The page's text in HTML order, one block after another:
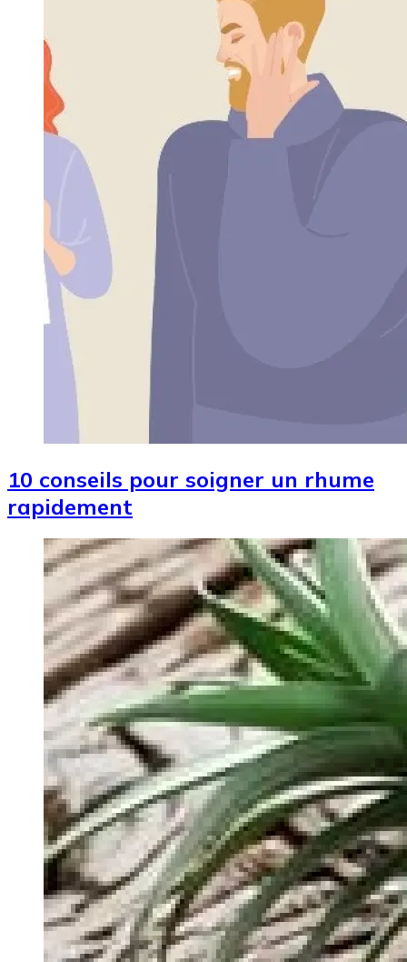
10 conseils pour soigner un rhume
rapidement
Image